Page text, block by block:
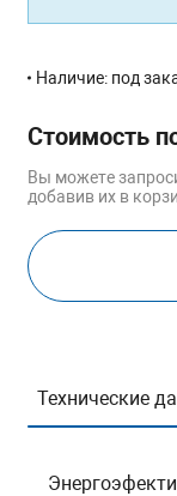
Наличие: под
Стоимость
Вы можете
добавив их в
Технические